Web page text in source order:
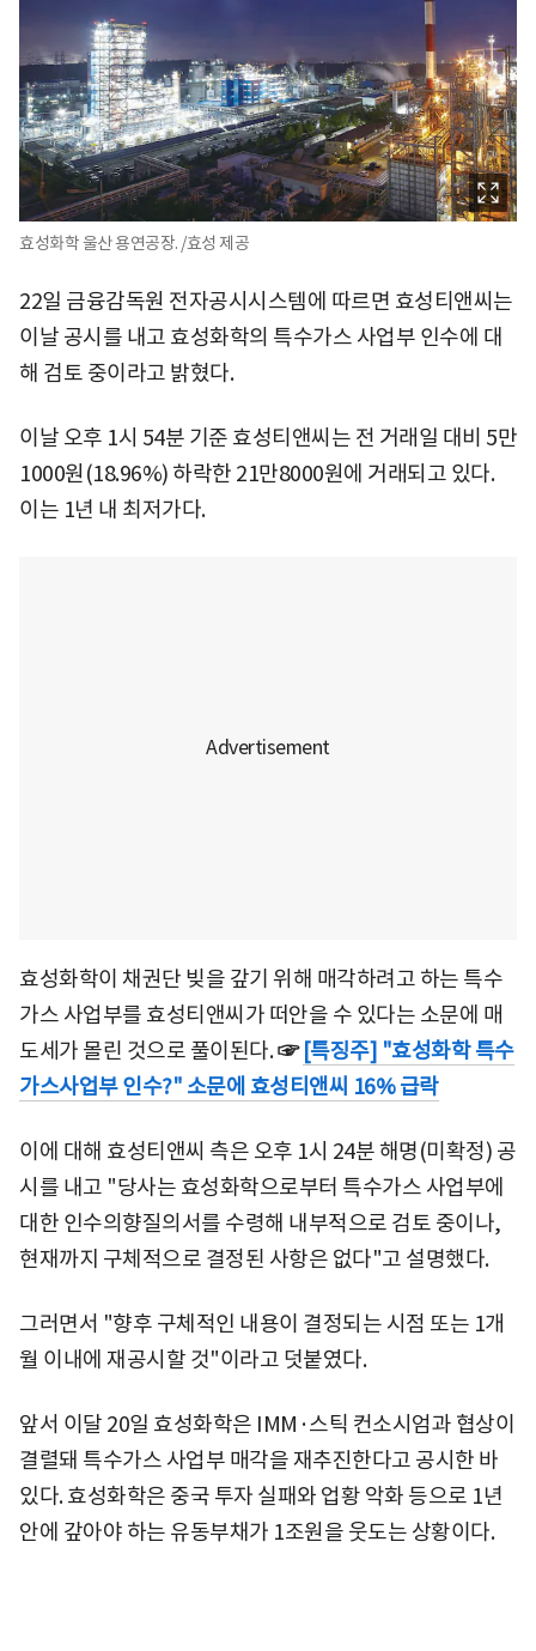
효성화학 울산 용연공장. /효성 제공
22일 금융감독원 전자공시시스템에 따르면 효성티앤씨는
이날 공시를 내고 효성화학의 특수가스 사업부 인수에 대
해 검토 중이라고 밝혔다.
이날 오후 1시 54분 기준 효성티앤씨는 전 거래일 대비 5만
1000원(18.96%) 하락한 21만8000원에 거래되고 있다.
이는 1년 내 최저가다.
효성화학이 채권단 빚을 갚기 위해 매각하려고 하는 특수
가스 사업부를 효성티앤씨가 떠안을 수 있다는 소문에 매
도세가 몰린 것으로 풀이된다.☞[특징주] "효성화학 특수
가스사업부 인수?" 소문에 효성티앤씨 16% 급락
이에 대해 효성티앤씨 측은 오후 1시 24분 해명(미확정) 공
시를 내고 "당사는 효성화학으로부터 특수가스 사업부에
대한 인수의향질의서를 수령해 내부적으로 검토 중이나,
현재까지 구체적으로 결정된 사항은 없다"고 설명했다.
그러면서 "향후 구체적인 내용이 결정되는 시점 또는 1개
월 이내에 재공시할 것"이라고 덧붙였다.
앞서 이달 20일 효성화학은 IMM·스틱 컨소시엄과 협상이
결렬돼 특수가스 사업부 매각을 재추진한다고 공시한 바
있다. 효성화학은 중국 투자 실패와 업황 악화 등으로 1년
안에 갚아야 하는 유동부채가 1조원을 웃도는 상황이다.